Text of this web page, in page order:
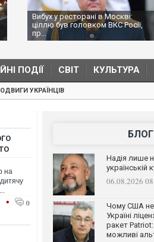
Вибух у ресторані в Москві:
ціллю був головком ВКС Росії,
пр...
ПОДІЇ СВІТ КУЛЬТУРА
УКРАЇНЦІВ
на
• 0
Надія лише
українській
06.08.2026
Чому США не
Україні
ракет
можливі